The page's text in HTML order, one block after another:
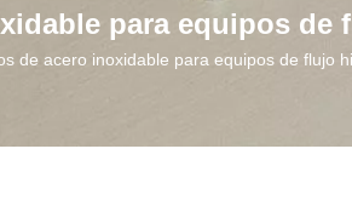
para equipos de
de acero inoxidable para equipos de flujo